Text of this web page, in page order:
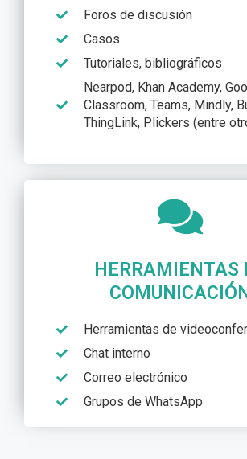
Foros de discusión
Casos
Tutoriales, bibliográficos
Nearpod, Khan Academy,
Classroom, Teams, Mindly,
ThingLink, Plickers (entre
HERRAMIENTAS
Herramientas de
Chat interno
Correo electrónico
Grupos de WhatsApp